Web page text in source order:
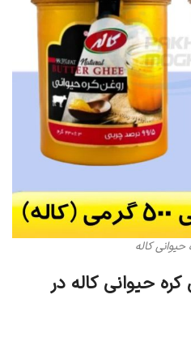
کاله
کره حیوانی کاله در